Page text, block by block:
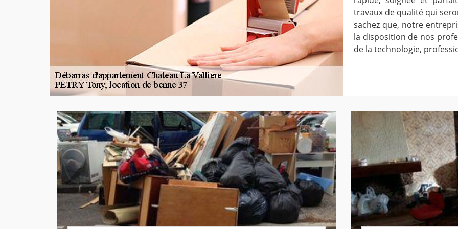
travaux de qualité qui
sachez que, notre
la disposition de nos
de la technologie,